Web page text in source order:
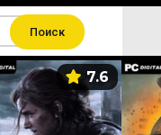
Поиск
7.6